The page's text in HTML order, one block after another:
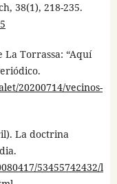
38(1), 218-235.
La Torrassa: “Aquí
20200714/vecinos-
La doctrina
53455742432/l